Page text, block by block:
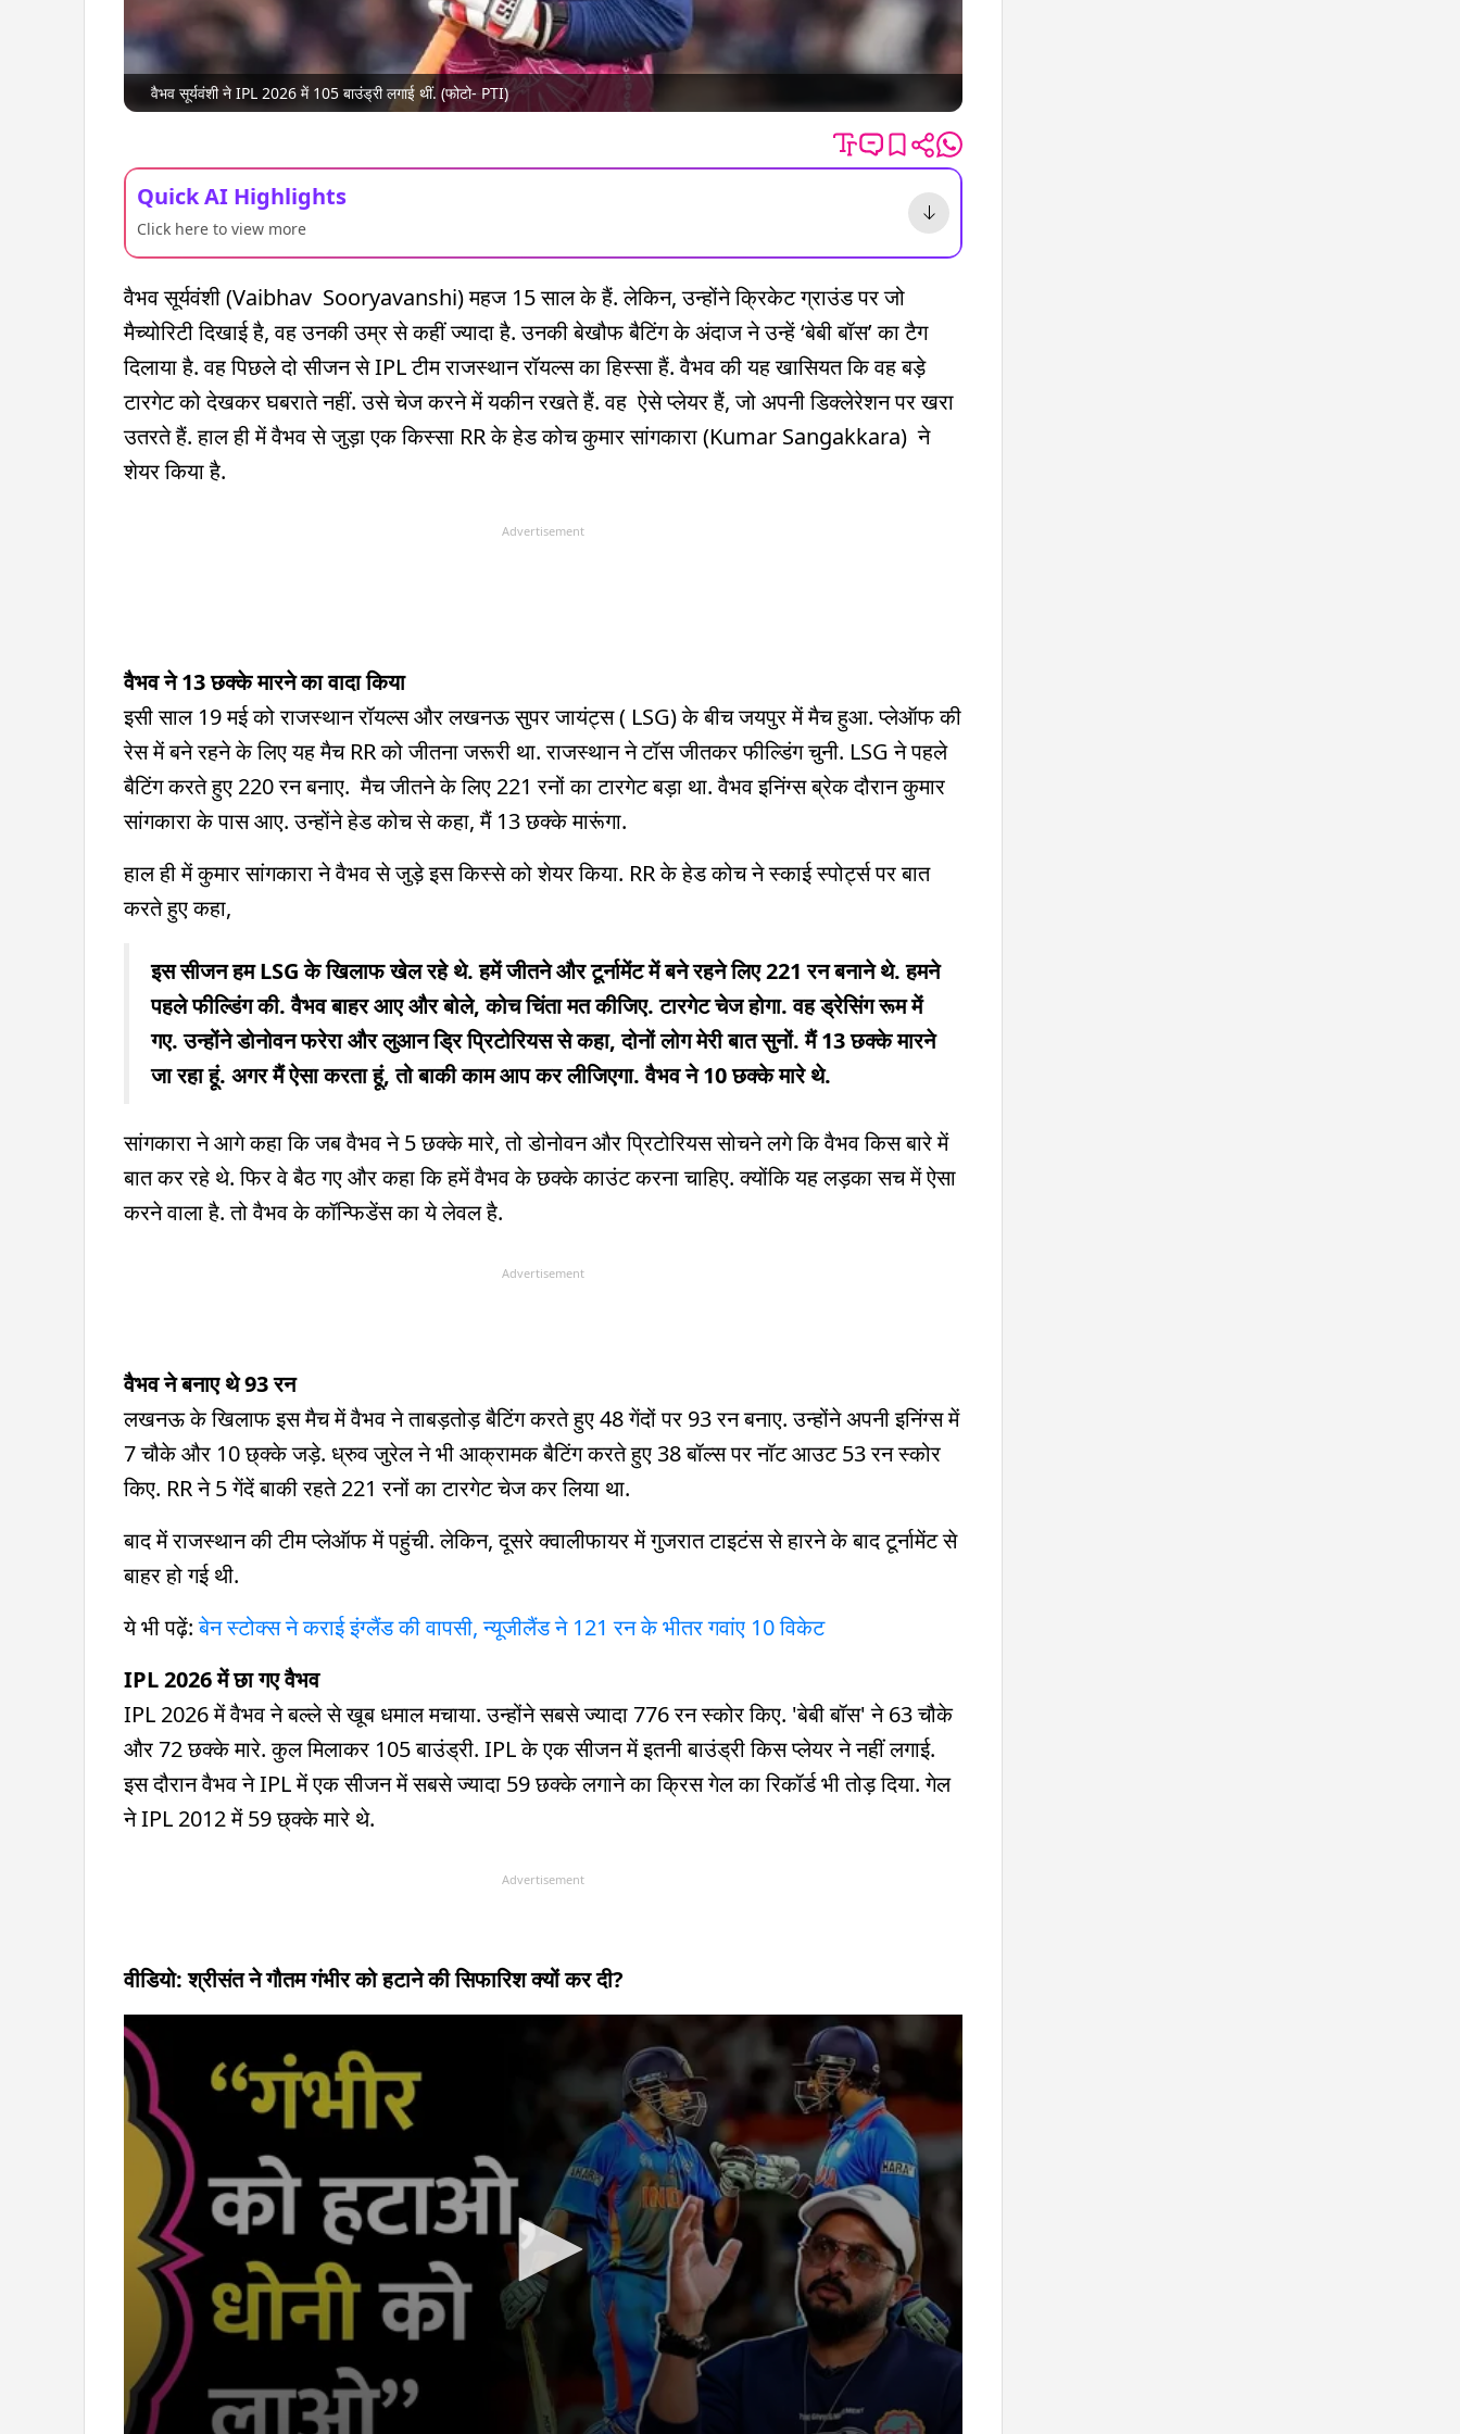
वैभव सूर्यवंशी ने IPL 2026 में 105 बाउंड्री लगाई थीं. (फोटो- PTI)
Quick AI Highlights
Click here to view more
वैभव सूर्यवंशी (Vaibhav Sooryavanshi) महज 15 साल के हैं. लेकिन, उन्होंने क्रिकेट ग्राउंड पर जो
मैच्योरिटी दिखाई है, वह उनकी उम्र से कहीं ज्यादा है. उनकी बेखौफ बैटिंग के अंदाज ने उन्हें ‘बेबी बॉस’ का टैग
दिलाया है. वह पिछले दो सीजन से IPL टीम राजस्थान रॉयल्स का हिस्सा हैं. वैभव की यह खासियत कि वह बड़े
टारगेट को देखकर घबराते नहीं. उसे चेज करने में यकीन रखते हैं. वह ऐसे प्लेयर हैं, जो अपनी डिक्लेरेशन पर खरा
उतरते हैं. हाल ही में वैभव से जुड़ा एक किस्सा RR के हेड कोच कुमार सांगकारा (Kumar Sangakkara) ने
शेयर किया है.
Advertisement
वैभव ने 13 छक्के मारने का वादा किया
इसी साल 19 मई को राजस्थान रॉयल्स और लखनऊ सुपर जायंट्स ( LSG) के बीच जयपुर में मैच हुआ. प्लेऑफ की
रेस में बने रहने के लिए यह मैच RR को जीतना जरूरी था. राजस्थान ने टॉस जीतकर फील्डिंग चुनी. LSG ने पहले
बैटिंग करते हुए 220 रन बनाए. मैच जीतने के लिए 221 रनों का टारगेट बड़ा था. वैभव इनिंग्स ब्रेक दौरान कुमार
सांगकारा के पास आए. उन्होंने हेड कोच से कहा, मैं 13 छक्के मारूंगा.
हाल ही में कुमार सांगकारा ने वैभव से जुड़े इस किस्से को शेयर किया. RR के हेड कोच ने स्काई स्पोर्ट्स पर बात
करते हुए कहा,
इस सीजन हम LSG के खिलाफ खेल रहे थे. हमें जीतने और टूर्नामेंट में बने रहने लिए 221 रन बनाने थे. हमने
पहले फील्डिंग की. वैभव बाहर आए और बोले, कोच चिंता मत कीजिए. टारगेट चेज होगा. वह ड्रेसिंग रूम में
गए. उन्होंने डोनोवन फरेरा और लुआन ड्रि प्रिटोरियस से कहा, दोनों लोग मेरी बात सुनों. मैं 13 छक्के मारने
जा रहा हूं. अगर मैं ऐसा करता हूं, तो बाकी काम आप कर लीजिएगा. वैभव ने 10 छक्के मारे थे.
सांगकारा ने आगे कहा कि जब वैभव ने 5 छक्के मारे, तो डोनोवन और प्रिटोरियस सोचने लगे कि वैभव किस बारे में
बात कर रहे थे. फिर वे बैठ गए और कहा कि हमें वैभव के छक्के काउंट करना चाहिए. क्योंकि यह लड़का सच में ऐसा
करने वाला है. तो वैभव के कॉन्फिडेंस का ये लेवल है.
Advertisement
वैभव ने बनाए थे 93 रन
लखनऊ के खिलाफ इस मैच में वैभव ने ताबड़तोड़ बैटिंग करते हुए 48 गेंदों पर 93 रन बनाए. उन्होंने अपनी इनिंग्स में
7 चौके और 10 छ्क्के जड़े. ध्रुव जुरेल ने भी आक्रामक बैटिंग करते हुए 38 बॉल्स पर नॉट आउट 53 रन स्कोर
किए. RR ने 5 गेंदें बाकी रहते 221 रनों का टारगेट चेज कर लिया था.
बाद में राजस्थान की टीम प्लेऑफ में पहुंची. लेकिन, दूसरे क्वालीफायर में गुजरात टाइटंस से हारने के बाद टूर्नामेंट से
बाहर हो गई थी.
ये भी पढ़ें:बेन स्टोक्स ने कराई इंग्लैंड की वापसी, न्यूजीलैंड ने 121 रन के भीतर गवांए 10 विकेट
IPL 2026 में छा गए वैभव
IPL 2026 में वैभव ने बल्ले से खूब धमाल मचाया. उन्होंने सबसे ज्यादा 776 रन स्कोर किए. 'बेबी बॉस' ने 63 चौके
और 72 छक्के मारे. कुल मिलाकर 105 बाउंड्री. IPL के एक सीजन में इतनी बाउंड्री किस प्लेयर ने नहीं लगाई.
इस दौरान वैभव ने IPL में एक सीजन में सबसे ज्यादा 59 छक्के लगाने का क्रिस गेल का रिकॉर्ड भी तोड़ दिया. गेल
ने IPL 2012 में 59 छ्क्के मारे थे.
Advertisement
वीडियो: श्रीसंत ने गौतम गंभीर को हटाने की सिफारिश क्यों कर दी?